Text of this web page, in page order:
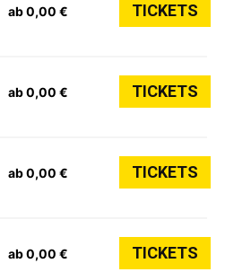
ab 0,00 € TICKETS
ab 0,00 € TICKETS
ab 0,00 € TICKETS
ab 0,00 € TICKETS